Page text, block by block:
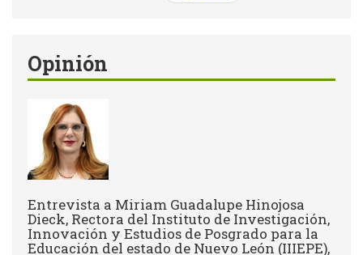
Opinión
Entrevista a Miriam Guadalupe Hinojosa
Dieck, Rectora del Instituto de Investigación,
Innovación y Estudios de Posgrado para la
Educación del estado de Nuevo León (IIIEPE),